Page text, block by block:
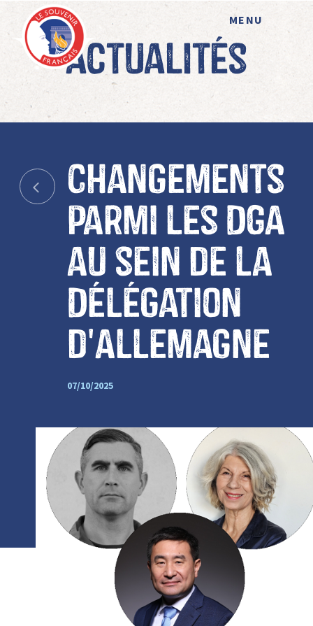
MENU
Actualités
Changements
parmi les DGA
au sein de la
Délégation
d'Allemagne
07/10/2025